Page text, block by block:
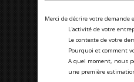
Merci de décrire votre demande
L'activité de votre
Le contexte de votre
Pourquoi et comment
A quel moment, nous
une première